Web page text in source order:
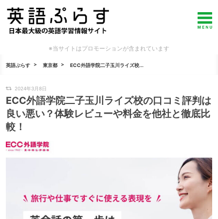
※当サイトはプロモーションが含まれています
英語ぷらす 東京都 ECC外語学院二子玉川ライズ校...
2024年3月8日
ECC外語学院二子玉川ライズ校の口コミ評判は
良い悪い？体験レビューや料金を他社と徹底比
較！